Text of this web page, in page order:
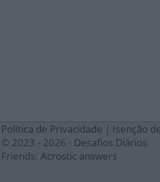
Política de Privacidade | Isenção
© 2023 - 2026 · Desafios Diários
Friends: Acrostic answers